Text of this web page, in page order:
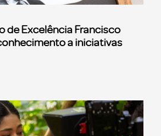
de Excelência Francisco
a iniciativas